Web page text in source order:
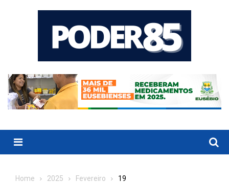
Menu
Home 2025 Fevereiro 19